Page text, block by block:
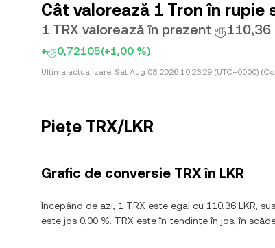
Cât valorează 1 Tron în rupie
1 TRX valorează în prezent ரூ110,36
+ரூ0,72105(+1,00 %)
Ultima actualizare: Sat Aug 08 2026 10:23:29 (UTC+0000)
Piețe TRX/LKR
Grafic de conversie TRX în LKR
Începând de azi, 1 TRX este egal cu 110,36 LKR,
este jos 0,00 %. TRX este în tendințe în jos, în